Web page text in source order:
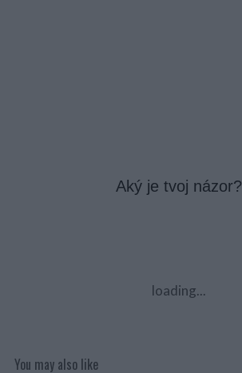
Aký je tvoj názor?
loading...
You may also like